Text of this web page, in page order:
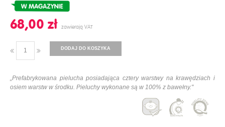
68,00 ‎zł
DODAJ DO KOSZYKA
„Prefabrykowana pielucha posiadająca cztery warstwy na krawędziach i
osiem warstw w środku. Pieluchy wykonane są w 100% z bawełny."